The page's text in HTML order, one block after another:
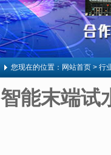
您现在的位置： 网站首页 > 行
智能末端试